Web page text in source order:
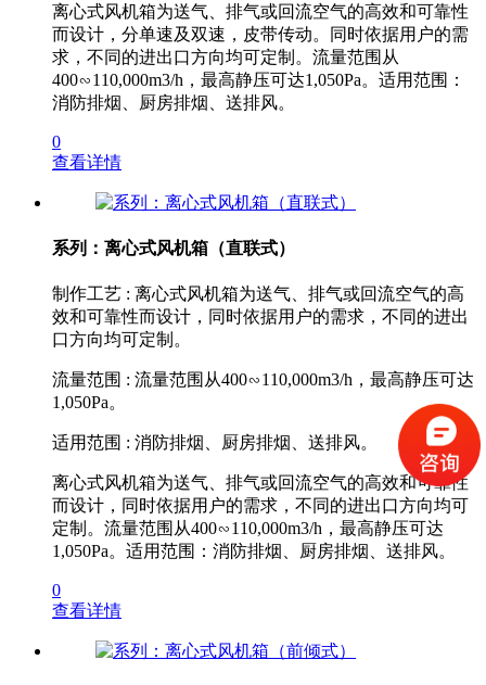
离心式风机箱为送气、排气或回流空气的高效和可靠性
而设计，分单速及双速，皮带传动。同时依据用户的需
求，不同的进出口方向均可定制。流量范围从
400∽110,000m3/h，最高静压可达1,050Pa。适用范围：
消防排烟、厨房排烟、送排风。
0
查看详情
系列：离心式风机箱（直联式）
制作工艺 : 离心式风机箱为送气、排气或回流空气的高
效和可靠性而设计，同时依据用户的需求，不同的进出
口方向均可定制。
流量范围 : 流量范围从400∽110,000m3/h，最高静压可达
1,050Pa。
适用范围 : 消防排烟、厨房排烟、送排风。
离心式风机箱为送气、排气或回流空气的高效和可靠性
而设计，同时依据用户的需求，不同的进出口方向均可
定制。流量范围从400∽110,000m3/h，最高静压可达
1,050Pa。适用范围：消防排烟、厨房排烟、送排风。
0
查看详情